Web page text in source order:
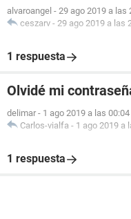
alvaroangel - 29 ago 2019 a las
ceszarv - 29 ago 2019 a las
1 respuesta
Olvidé mi
delimar - 1 ago 2019 a las 00:04
Carlos-vialfa - 1 ago 2019 a
1 respuesta